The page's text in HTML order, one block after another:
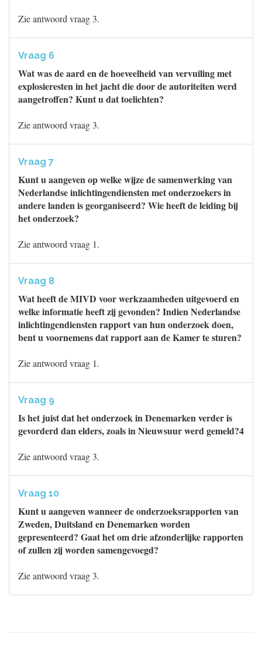
Zie antwoord vraag 3.
Vraag 6
Wat was de aard en de hoeveelheid van vervuiling met
explosieresten in het jacht die door de autoriteiten werd
aangetroffen? Kunt u dat toelichten?
Zie antwoord vraag 3.
Vraag 7
Kunt u aangeven op welke wijze de samenwerking van
Nederlandse inlichtingendiensten met onderzoekers in
andere landen is georganiseerd? Wie heeft de leiding bij
het onderzoek?
Zie antwoord vraag 1.
Vraag 8
Wat heeft de MIVD voor werkzaamheden uitgevoerd en
welke informatie heeft zij gevonden? Indien Nederlandse
inlichtingendiensten rapport van hun onderzoek doen,
bent u voornemens dat rapport aan de Kamer te sturen?
Zie antwoord vraag 1.
Vraag 9
Is het juist dat het onderzoek in Denemarken verder is
gevorderd dan elders, zoals in Nieuwsuur werd gemeld?4
Zie antwoord vraag 3.
Vraag 10
Kunt u aangeven wanneer de onderzoeksrapporten van
Zweden, Duitsland en Denemarken worden
gepresenteerd? Gaat het om drie afzonderlijke rapporten
of zullen zij worden samengevoegd?
Zie antwoord vraag 3.